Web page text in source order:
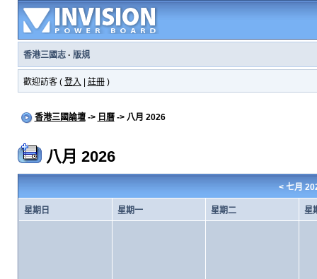
香港三國志· 版規
歡迎訪客 ( 登入 註冊)
香港三國論壇-> 日曆-> 八月 2026
八月 2026
< 七月
星期日 星期一 星期二 星